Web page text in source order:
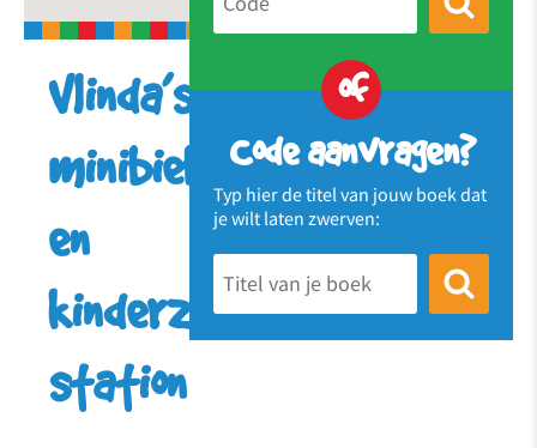
of
Code aanvragen?
Typ hier de titel van jouw boek dat
je wilt laten zwerven:
Vlinda’s
minibieb
en
kinderzwerboek
station